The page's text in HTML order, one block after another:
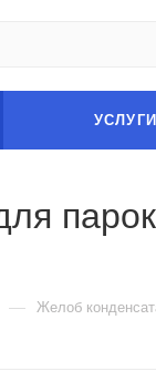
УСЛУГИ
— Желоб